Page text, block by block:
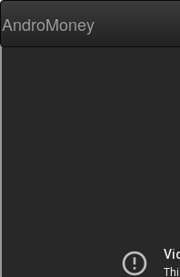
AndroMoney